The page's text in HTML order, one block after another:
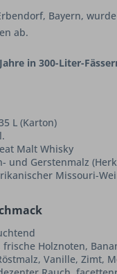
Bayern,
ab.
in 300-Liter-
L (Karton)
Malt Whisky
und Gerstenmalz
Missouri-
frische Holznoten,
Vanille, Zimt,